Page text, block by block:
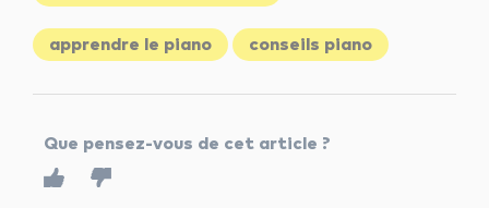
apprendre le piano conseils piano
Que pensez-vous de cet article ?